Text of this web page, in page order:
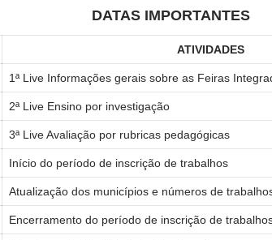
DATAS IMPORTANTES
ATIVIDADES
1ª Live Informações gerais sobre as Feiras
2ª Live Ensino por investigação
3ª Live Avaliação por rubricas pedagógicas
Início do período de inscrição de trabalhos
Atualização dos municípios e números de
Encerramento do período de inscrição de